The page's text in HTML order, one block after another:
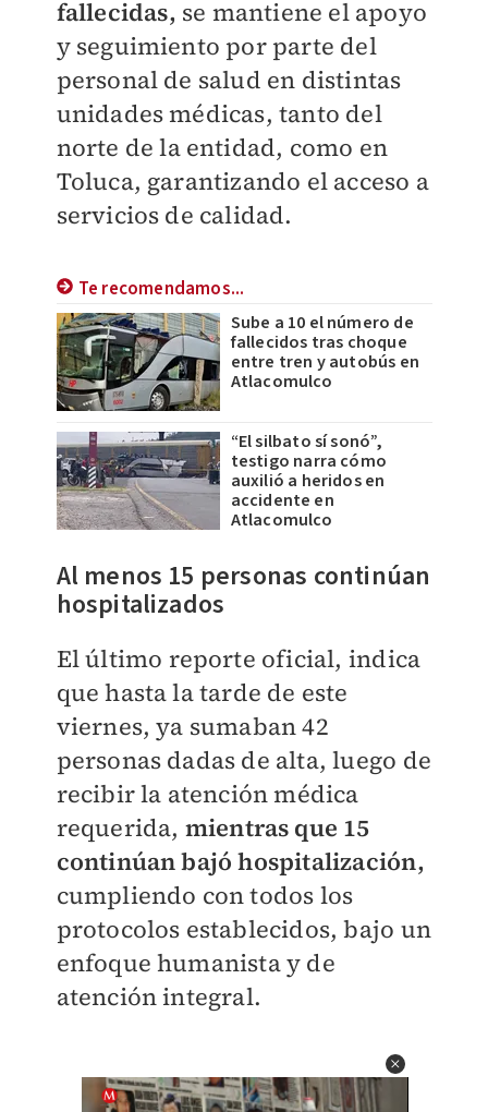
fallecidas, se mantiene el apoyo
y seguimiento por parte del
personal de salud en distintas
unidades médicas, tanto del
norte de la entidad, como en
Toluca, garantizando el acceso a
servicios de calidad.
Te recomendamos...
Sube a 10 el número de
fallecidos tras choque
entre tren y autobús en
Atlacomulco
“El silbato sí sonó”,
testigo narra cómo
auxilió a heridos en
accidente en
Atlacomulco
Al menos 15 personas continúan
hospitalizados
El último reporte oficial, indica
que hasta la tarde de este
viernes, ya sumaban 42
personas dadas de alta, luego de
recibir la atención médica
requerida, mientras que 15
continúan bajó hospitalización,
cumpliendo con todos los
protocolos establecidos, bajo un
enfoque humanista y de
atención integral.